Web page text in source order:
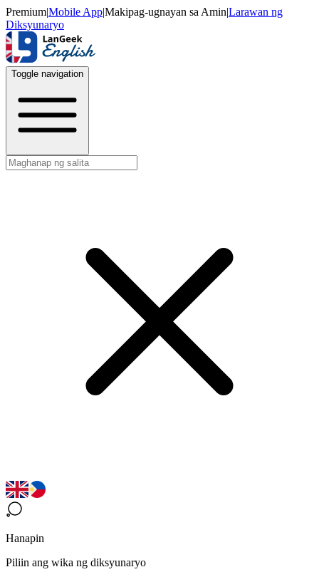
Premium|Mobile App|Makipag-ugnayan sa Amin|Larawan ng
Diksyunaryo
Toggle navigation
Hanapin
Piliin ang wika ng diksyunaryo